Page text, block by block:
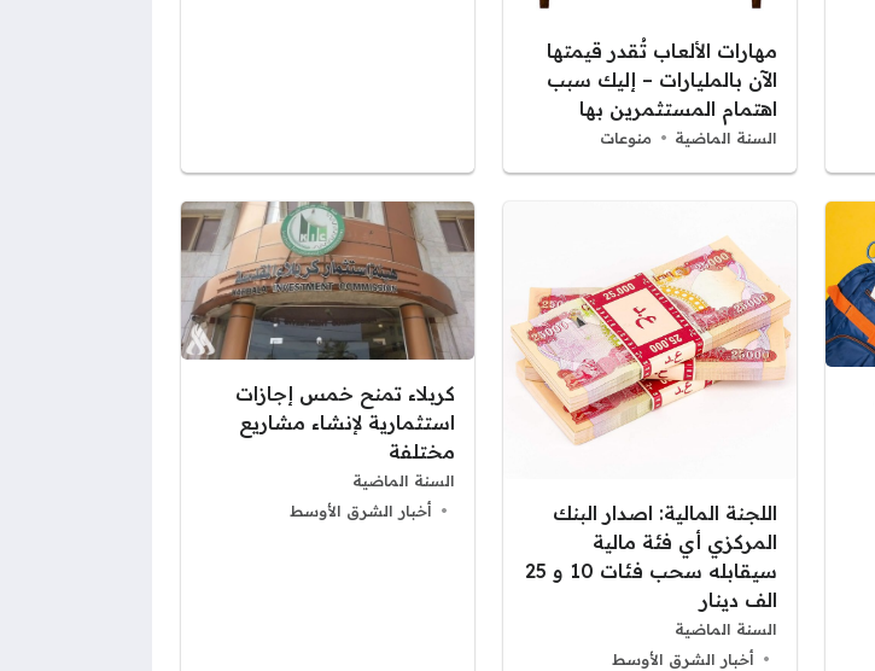
مهارات الألعاب تُقدر قيمتها
الآن بالمليارات – إليك سبب
اهتمام المستثمرين بها
السنة الماضية منوعات
اللجنة المالية: اصدار البنك
المركزي أي فئة مالية
سيقابله سحب فئات 10 و 25
الف دينار
السنة الماضية
أخبار الشرق الأوسط
كربلاء تمنح خمس إجازات
استثمارية لإنشاء مشاريع
مختلفة
السنة الماضية
أخبار الشرق الأوسط